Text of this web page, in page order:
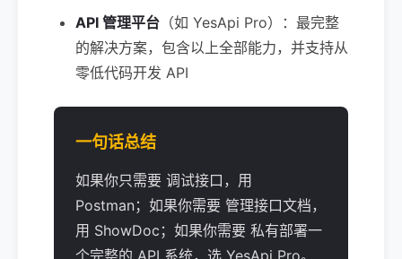
API 管理平台 （如 YesApi Pro）：最完整
的解决方案，包含以上全部能力，并支持从
零低代码开发 API
一句话总结
如果你只需要 调试接口，用
Postman；如果你需要 管理接口文档，
用 ShowDoc；如果你需要 私有部署一
个完整的 API 系统，选 YesApi Pro。